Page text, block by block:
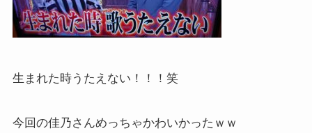
生まれた時うたえない！！！笑
今回の佳乃さんめっちゃかわいかったｗｗ